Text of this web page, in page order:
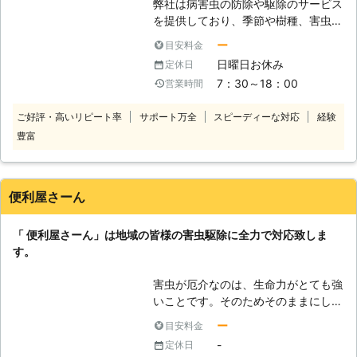
弊社は病害虫の防除や駆除のサービス
を提供しており、季節や樹種、害虫の
ております。できる限り人体や環境に
優しく悪影響を与えないようにして、
無駄に多くの薬剤を使うことなく、最
ているのが特徴です。これまでさまざ
に任せるのが良く、お気楽にご連絡し
目安料金 ー
定休日 日曜日お休み
営業時間 7：30～18：00
ご好評・高いリピート率 サポート万全 スピーディーな対応
経験
豊富
便利屋さーん
「 便利屋さーん」は地域の皆様の害虫駆除に全力で対応致しま
す。
害虫が厄介なのは、生命力がとても強
いことです。そのためそのままにして
も害虫の特徴と言えます。例えば、ゴ
キブリは、一生に産む子供の数は約
目安料金 ー
定休日 -